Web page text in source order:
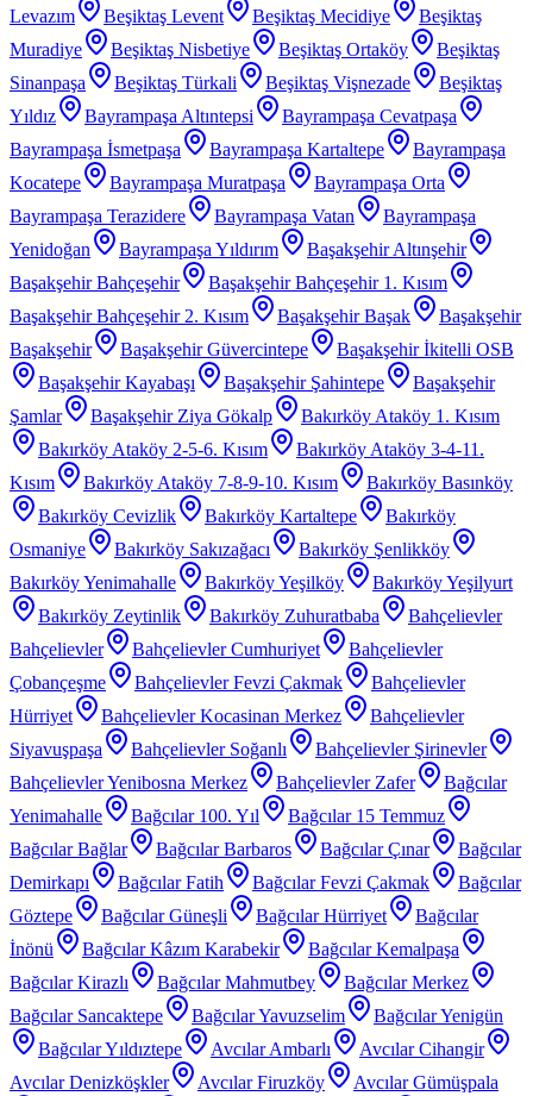
Levazım
Beşiktaş Levent Beşiktaş Mecidiye
Beşiktaş
Muradiye
Beşiktaş Nisbetiye Beşiktaş Ortaköy
Beşiktaş
Sinanpaşa
Beşiktaş Türkali Beşiktaş Vişnezade
Beşiktaş
Yıldız
Bayrampaşa Altıntepsi
Bayrampaşa Cevatpaşa
Bayrampaşa İsmetpaşa
Bayrampaşa Kartaltepe
Bayrampaşa
Kocatepe
Bayrampaşa Muratpaşa
Bayrampaşa Orta
Bayrampaşa Terazidere
Bayrampaşa Vatan
Bayrampaşa
Yenidoğan
Bayrampaşa Yıldırım
Başakşehir Altınşehir
Başakşehir Bahçeşehir
Başakşehir Bahçeşehir 1. Kısım
Başakşehir Bahçeşehir 2. Kısım
Başakşehir Başak
Başakşehir
Başakşehir
Başakşehir Güvercintepe
Başakşehir İkitelli OSB
Başakşehir Kayabaşı
Başakşehir Şahintepe
Başakşehir
Şamlar
Başakşehir Ziya Gökalp
Bakırköy Ataköy 1. Kısım
Bakırköy Ataköy 2-5-6. Kısım
Bakırköy Ataköy 3-4-11.
Kısım
Bakırköy Ataköy 7-8-9-10. Kısım
Bakırköy Basınköy
Bakırköy Cevizlik
Bakırköy Kartaltepe
Bakırköy
Osmaniye
Bakırköy Sakızağacı
Bakırköy Şenlikköy
Bakırköy Yenimahalle
Bakırköy Yeşilköy
Bakırköy Yeşilyurt
Bakırköy Zeytinlik
Bakırköy Zuhuratbaba
Bahçelievler
Bahçelievler
Bahçelievler Cumhuriyet
Bahçelievler
Çobançeşme
Bahçelievler Fevzi Çakmak
Bahçelievler
Hürriyet
Bahçelievler Kocasinan Merkez
Bahçelievler
Siyavuşpaşa
Bahçelievler Soğanlı
Bahçelievler Şirinevler
Bahçelievler Yenibosna Merkez
Bahçelievler Zafer
Bağcılar
Yenimahalle
Bağcılar 100. Yıl
Bağcılar 15 Temmuz
Bağcılar Bağlar
Bağcılar Barbaros Bağcılar Çınar
Bağcılar
Demirkapı
Bağcılar Fatih Bağcılar Fevzi Çakmak
Bağcılar
Göztepe
Bağcılar Güneşli Bağcılar Hürriyet
Bağcılar
İnönü
Bağcılar Kâzım Karabekir
Bağcılar Kemalpaşa
Bağcılar Kirazlı
Bağcılar Mahmutbey
Bağcılar Merkez
Bağcılar Sancaktepe
Bağcılar Yavuzselim
Bağcılar Yenigün
Bağcılar Yıldıztepe
Avcılar Ambarlı
Avcılar Cihangir
Avcılar Denizköşkler
Avcılar Firuzköy Avcılar Gümüşpala